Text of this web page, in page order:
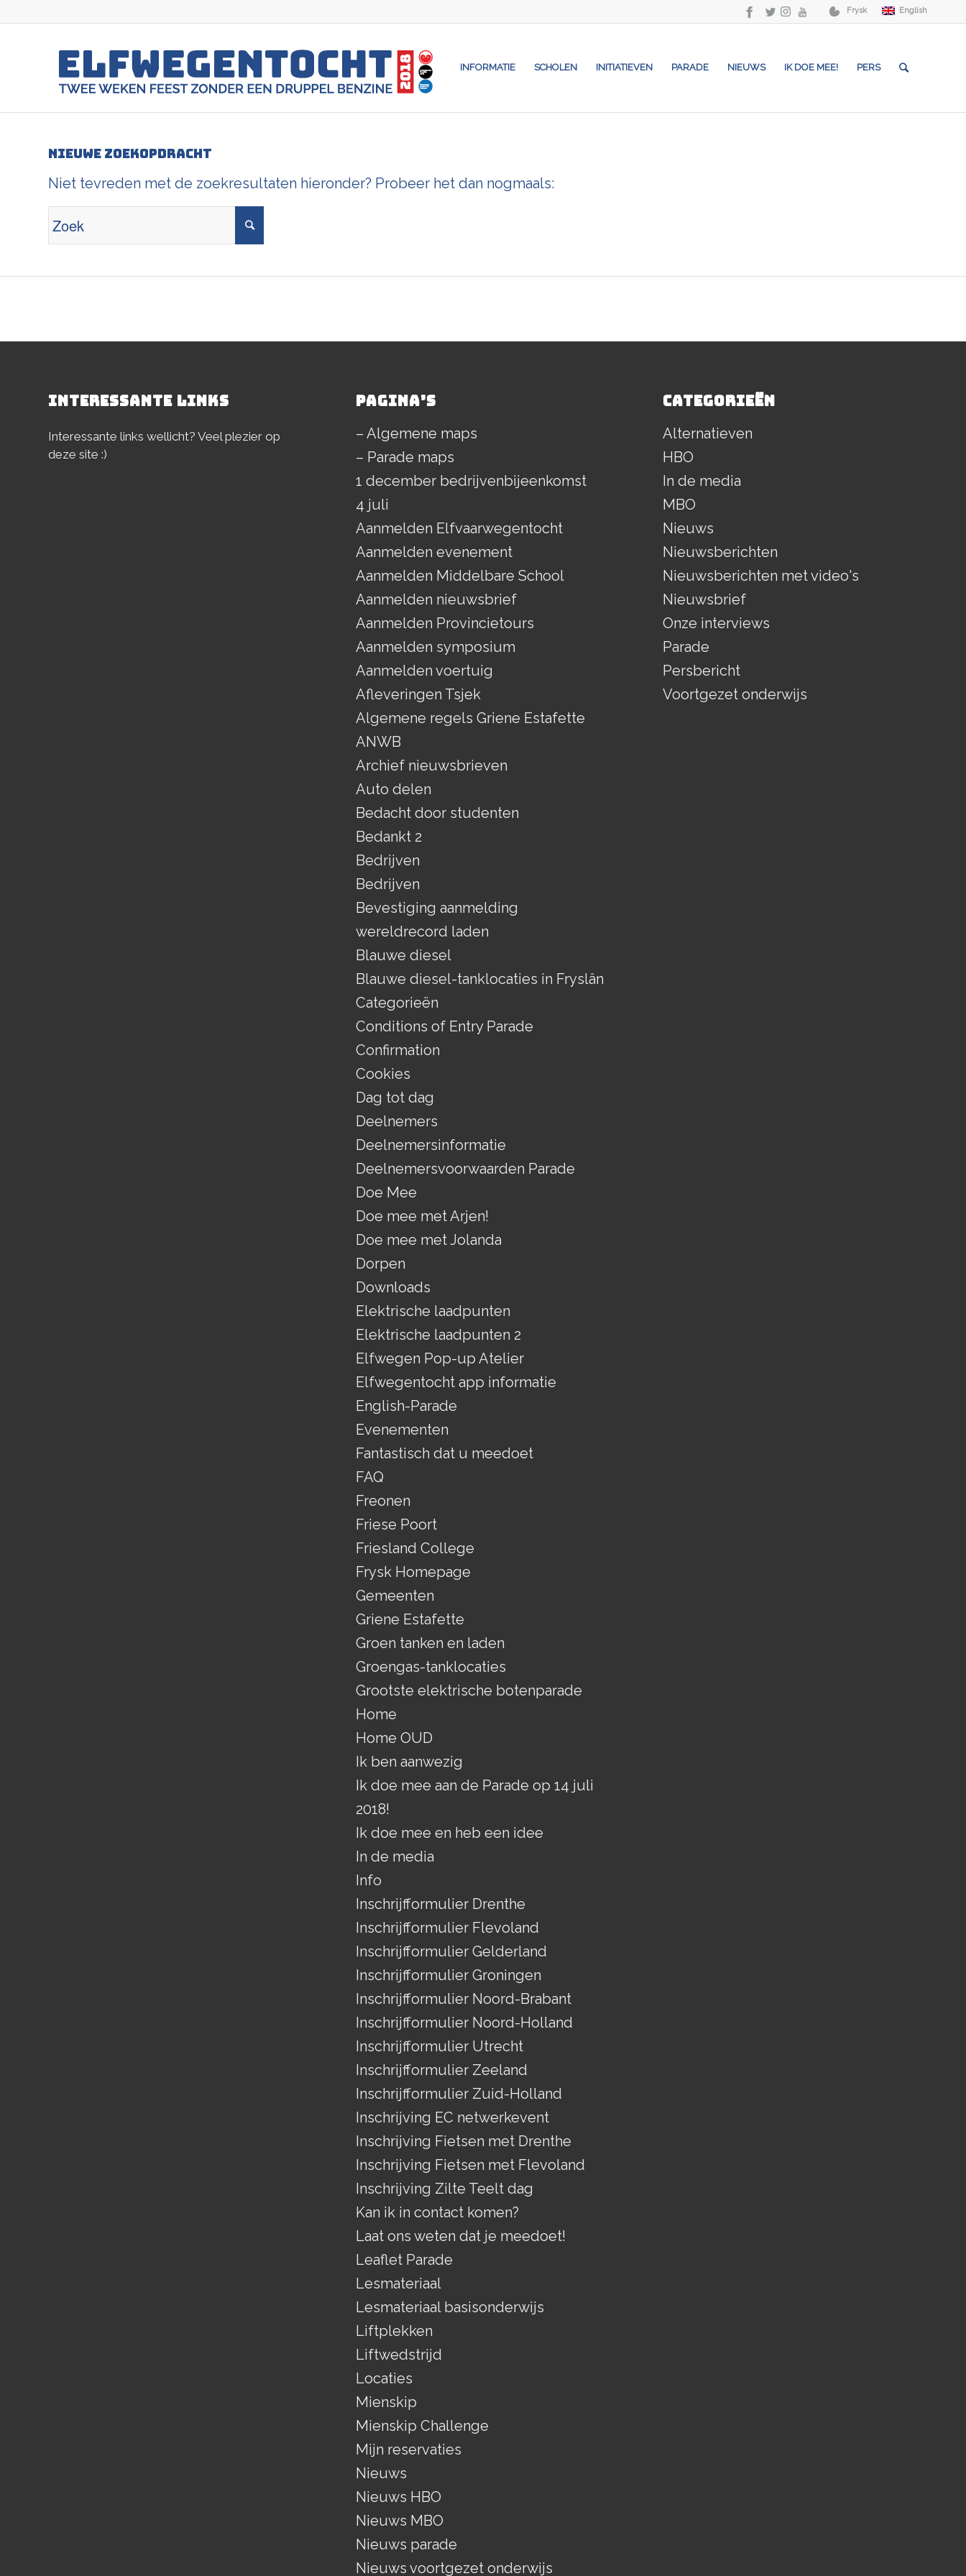
Frysk English
INFORMATIE SCHOLEN INITIATIEVEN PARADE NIEUWS IK DOE MEE! PERS
Nieuwe zoekopdracht
Niet tevreden met de zoekresultaten hieronder? Probeer het dan nogmaals:
INTERESSANTE LINKS
Interessante links wellicht? Veel plezier op
deze site :)
PAGINA’S
– Algemene maps
– Parade maps
1 december bedrijvenbijeenkomst
4 juli
Aanmelden Elfvaarwegentocht
Aanmelden evenement
Aanmelden Middelbare School
Aanmelden nieuwsbrief
Aanmelden Provincietours
Aanmelden symposium
Aanmelden voertuig
Afleveringen Tsjek
Algemene regels Griene Estafette
ANWB
Archief nieuwsbrieven
Auto delen
Bedacht door studenten
Bedankt 2
Bedrijven
Bedrijven
Bevestiging aanmelding
wereldrecord laden
Blauwe diesel
Blauwe diesel-tanklocaties in Fryslân
Categorieën
Conditions of Entry Parade
Confirmation
Cookies
Dag tot dag
Deelnemers
Deelnemersinformatie
Deelnemersvoorwaarden Parade
Doe Mee
Doe mee met Arjen!
Doe mee met Jolanda
Dorpen
Downloads
Elektrische laadpunten
Elektrische laadpunten 2
Elfwegen Pop-up Atelier
Elfwegentocht app informatie
English-Parade
Evenementen
Fantastisch dat u meedoet
FAQ
Freonen
Friese Poort
Friesland College
Frysk Homepage
Gemeenten
Griene Estafette
Groen tanken en laden
Groengas-tanklocaties
Grootste elektrische botenparade
Home
Home OUD
Ik ben aanwezig
Ik doe mee aan de Parade op 14 juli
2018!
Ik doe mee en heb een idee
In de media
Info
Inschrijfformulier Drenthe
Inschrijfformulier Flevoland
Inschrijfformulier Gelderland
Inschrijfformulier Groningen
Inschrijfformulier Noord-Brabant
Inschrijfformulier Noord-Holland
Inschrijfformulier Utrecht
Inschrijfformulier Zeeland
Inschrijfformulier Zuid-Holland
Inschrijving EC netwerkevent
Inschrijving Fietsen met Drenthe
Inschrijving Fietsen met Flevoland
Inschrijving Zilte Teelt dag
Kan ik in contact komen?
Laat ons weten dat je meedoet!
Leaflet Parade
Lesmateriaal
Lesmateriaal basisonderwijs
Liftplekken
Liftwedstrijd
Locaties
Mienskip
Mienskip Challenge
Mijn reservaties
Nieuws
Nieuws HBO
Nieuws MBO
Nieuws parade
Nieuws voortgezet onderwijs
CATEGORIEËN
Alternatieven
HBO
In de media
MBO
Nieuws
Nieuwsberichten
Nieuwsberichten met video's
Nieuwsbrief
Onze interviews
Parade
Persbericht
Voortgezet onderwijs